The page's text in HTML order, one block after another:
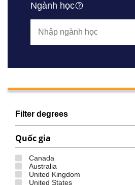
Ngành học
Filter degrees
Quốc gia
Canada
Australia
United Kingdom
United States